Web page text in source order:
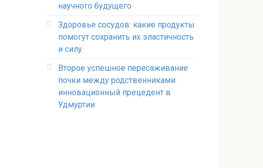
научного будущего
Здоровье сосудов: какие продукты
помогут сохранить их эластичность
и силу
Второе успешное пересаживание
почки между родственниками:
инновационный прецедент в
Удмуртии